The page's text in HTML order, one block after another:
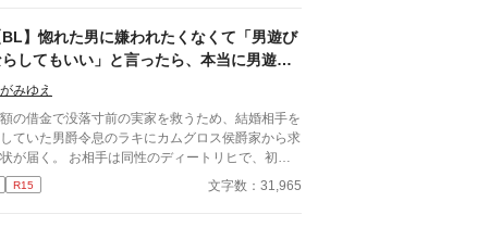
結済。 おまけのお話を時々更新したりしていま
もふもふ獣人に転生
たら、最愛の推しに溺愛されています』書籍化、心
ありがとうございます！ ふたりの動画をつく
ました！ もしよかったら、プロフのwebサイトか
うぞです！ 表紙や動画にはAIを使っています
小説にはAIを使っておりません
BL】惚れた男に嫌われたくなくて「男遊び
してもいい」と言ったら、本当に男遊び
始められて絶望している侯爵令息の話
みゆえ
の借金で没落寸前の実家を救うため、結婚相手を
ていた男爵令息のラキにカムグロス侯爵家から求
が届く。 お相手は同性のディートリヒで、初対
歓迎されるどころか冷たく突き放されてしまう。
要最低限関わるな』 『愛人を作るな』 『男遊び
R15 文字数：31,965